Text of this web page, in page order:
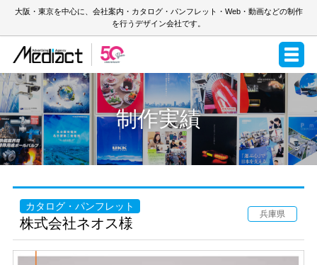
大阪・東京を中心に、会社案内・カタログ・パンフレット・Web・動画などの制作
を行うデザイン会社です。
制作実績
カタログ・パンフレット
株式会社ネオス様
兵庫県